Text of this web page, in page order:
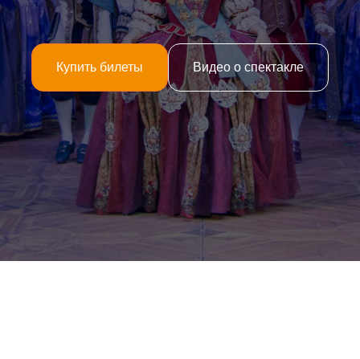
Купить билеты Видео о спектакле